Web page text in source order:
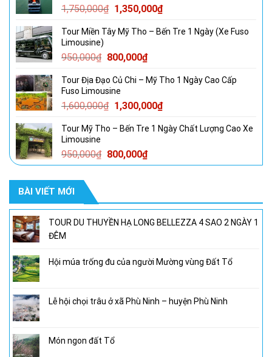
4,800,000₫.
1,750,000₫ Giá
là:
1,350,000₫Giá
tại
Tour Miền Tây Mỹ Tho – Bến Tre 1 Ngày (Xe Fuso
Limousine)
950,000₫ Giá
là:
950,000₫.
800,000₫Giá
tại
800,000₫.
Tour Địa Đạo Củ Chi – Mỹ Tho 1 Ngày Cao Cấp
Fuso Limousine
1,600,000₫ Giá
là:
1,300,000₫Giá
tại
Tour Mỹ Tho – Bến Tre 1 Ngày Chất Lượng Cao Xe
Limousine
950,000₫ Giá
gốc
800,000₫Giá
hiện
800,000₫.
BÀI VIẾT MỚI
TOUR DU THUYỀN HẠ LONG BELLEZZA 4 SAO 2 NGÀY 1
ĐÊM
Hội múa trống đu của người Mường vùng Đất Tổ
Lễ hội chọi trâu ở xã Phù Ninh – huyện Phù Ninh
Món ngon đất Tổ